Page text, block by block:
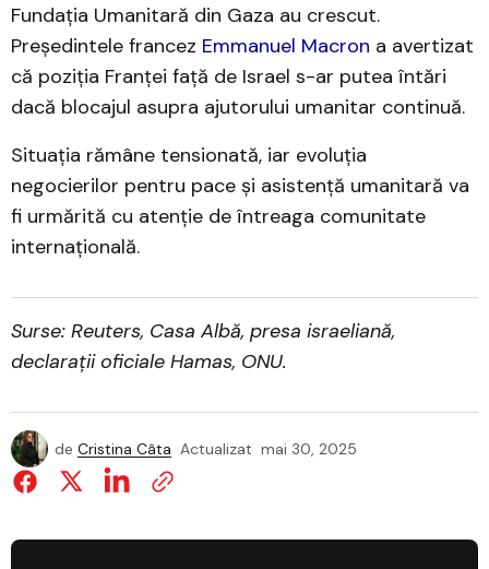
Fundația Umanitară din Gaza au crescut.
Președintele francez Emmanuel Macron a avertizat
că poziția Franței față de Israel s-ar putea întări
dacă blocajul asupra ajutorului umanitar continuă.
Situația rămâne tensionată, iar evoluția
negocierilor pentru pace și asistență umanitară va
fi urmărită cu atenție de întreaga comunitate
internațională.
Surse: Reuters, Casa Albă, presa israeliană,
declarații oficiale Hamas, ONU.
de Cristina Câta Actualizat mai 30, 2025